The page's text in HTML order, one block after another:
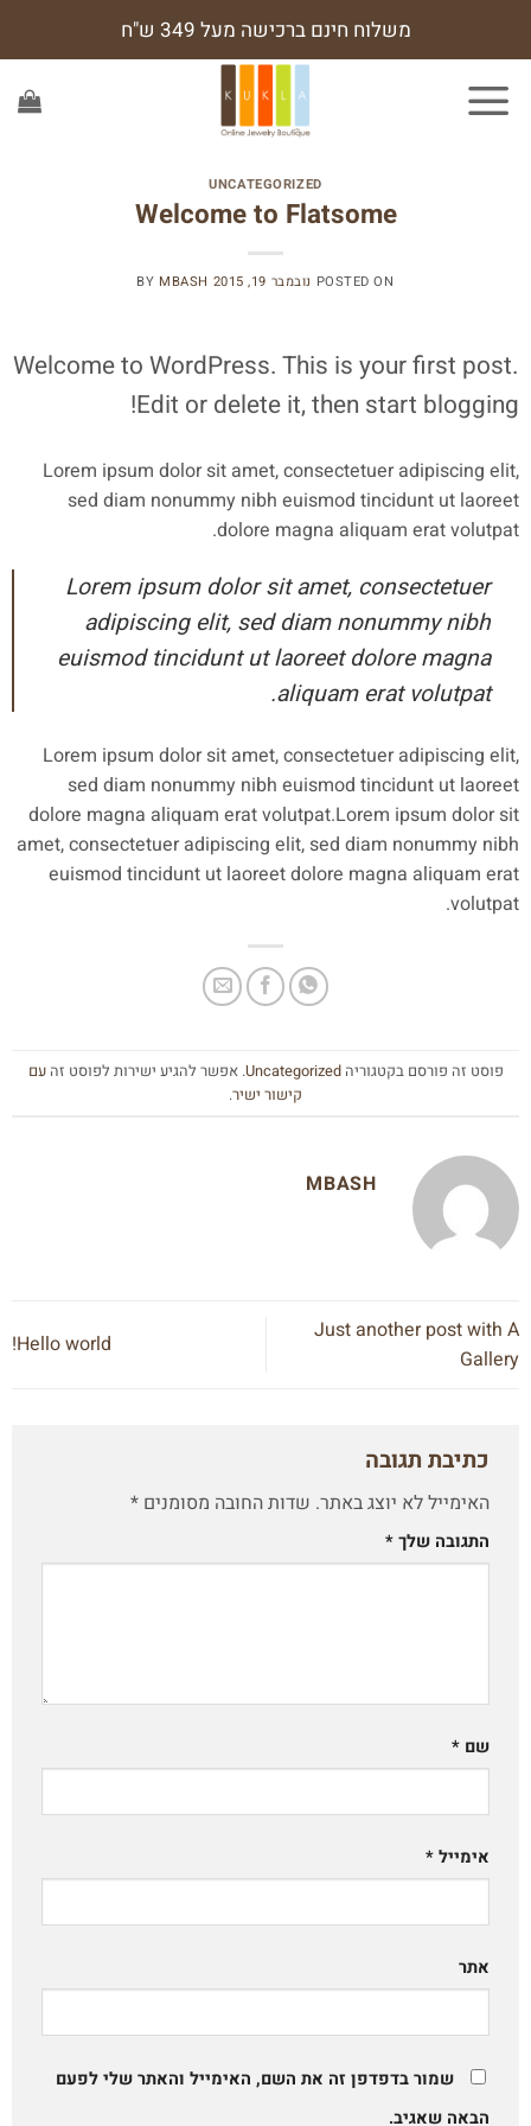
משלוח חינם ברכישה מעל 349 ש"ח
UNCATEGORIZED
Welcome to Flatsome
POSTED ON נובמבר 19, 2015 BY MBASH
Welcome to WordPress. This is your first post.
Edit or delete it, then start blogging!
Lorem ipsum dolor sit amet, consectetuer adipiscing elit,
sed diam nonummy nibh euismod tincidunt ut laoreet
dolore magna aliquam erat volutpat.
Lorem ipsum dolor sit amet, consectetuer
adipiscing elit, sed diam nonummy nibh
euismod tincidunt ut laoreet dolore magna
aliquam erat volutpat.
Lorem ipsum dolor sit amet, consectetuer adipiscing elit,
sed diam nonummy nibh euismod tincidunt ut laoreet
dolore magna aliquam erat volutpat.Lorem ipsum dolor sit
amet, consectetuer adipiscing elit, sed diam nonummy nibh
euismod tincidunt ut laoreet dolore magna aliquam erat
volutpat.
פוסט זה פורסם בקטגוריהUncategorized. אפשר להגיע ישירות לפוסט זהעם
קישור ישיר.
MBASH
Just another post with A
Gallery
Hello world!
כתיבת תגובה
האימייל לא יוצג באתר. שדות החובה מסומנים *
התגובה שלך*
שם *
אימייל*
אתר
שמור בדפדפן זה את השם, האימייל והאתר שלי לפעם
הבאה שאגיב.